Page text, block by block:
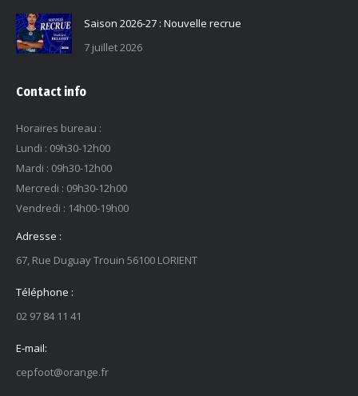
Saison 2026-27 : Nouvelle recrue
7 juillet 2026
Contact info
Horaires bureau :
Lundi : 09h30-12h00
Mardi : 09h30-12h00
Mercredi : 09h30-12h00
Vendredi : 14h00-19h00
Adresse :
67, Rue Duguay Trouin 56100 LORIENT
Téléphone :
02 97 84 11 41
E-mail:
cepfoot@orange.fr